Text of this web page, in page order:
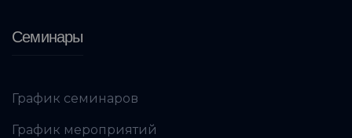
Семинары
График семинаров
График мероприятий